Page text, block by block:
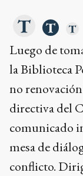
Luego de
la Biblioteca
no
directiva del
comunicado
mesa de
conflicto.